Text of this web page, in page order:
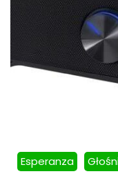
Esperanza